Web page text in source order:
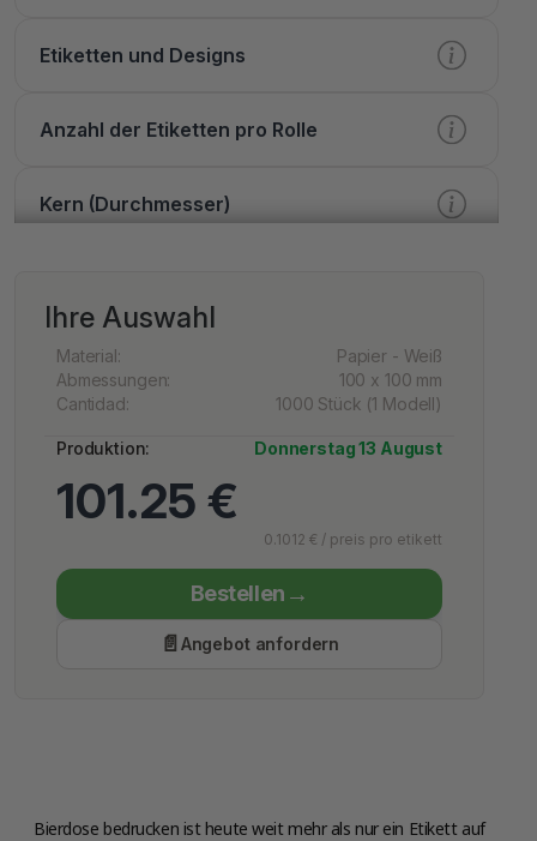
Etiketten und Designs
Anzahl der Etiketten pro Rolle
Kern (Durchmesser)
Druck
Extra Optionen
Dienstleistungen
Ihre Auswahl
Material:
Papier - Weiß
Abmessungen:
100 x 100 mm
Cantidad:
1000 Stück (1 Modell)
Produktion: Donnerstag 13 August
101.25 €
0.1012 € / preis pro etikett
Bestellen
Angebot anfordern
Bierdose bedrucken ist heute weit mehr als nur ein Etikett auf